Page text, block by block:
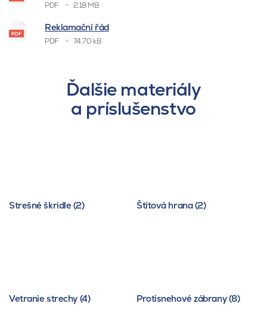
PDF 2.18 MB
Reklamační řád
PDF 74.70 kB
Ďalšie materiály
a príslušenstvo
Strešné škridle (2) Štítová hrana (2)
Vetranie strechy (4) Protisnehové zábrany (8)